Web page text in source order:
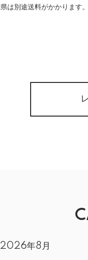
は別途送料がかかります
2026年8月